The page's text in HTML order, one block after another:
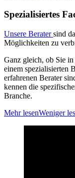
Spezialisiertes
Unsere Beratersind
Möglichkeiten zu
Ganz gleich, ob Sie
einem spezialisierten
erfahrenen Berater
kennen die
Branche.
Mehr lesenWeniger